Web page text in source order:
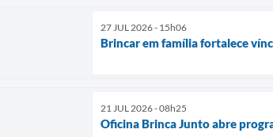
27 JUL 2026 - 15h06
Brincar em família fortalece
21 JUL 2026 - 08h25
Oficina Brinca Junto abre